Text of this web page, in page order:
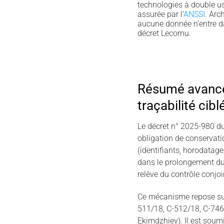
technologies à double
assurée par l’ANSSI.
aucune donnée n’entre
décret Lecornu.
Résumé
traçabilité
Le décret n° 2025-980
obligation de
(identifiants,
dans le prolongement
relève du contrôle
Ce mécanisme repose
511/18, C-512/18, C-
Ekimdzhiev). Il est